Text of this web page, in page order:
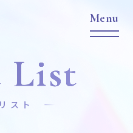
List
スト